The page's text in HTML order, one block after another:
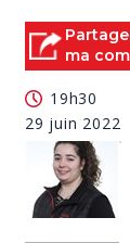
ma
19h30
29 juin 2022